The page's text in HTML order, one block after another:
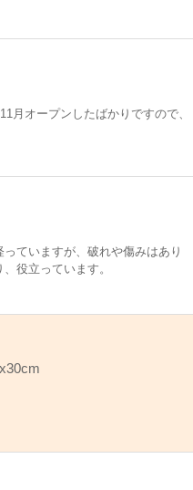
オープンしたばかりですので、
ていますが、破れや傷みはあり
役立っています。